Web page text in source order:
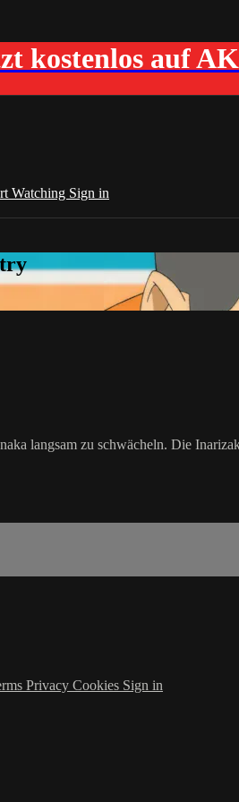
kostenlos auf
Watching Sign in
langsam zu schwächeln. Die
Privacy Cookies Sign in